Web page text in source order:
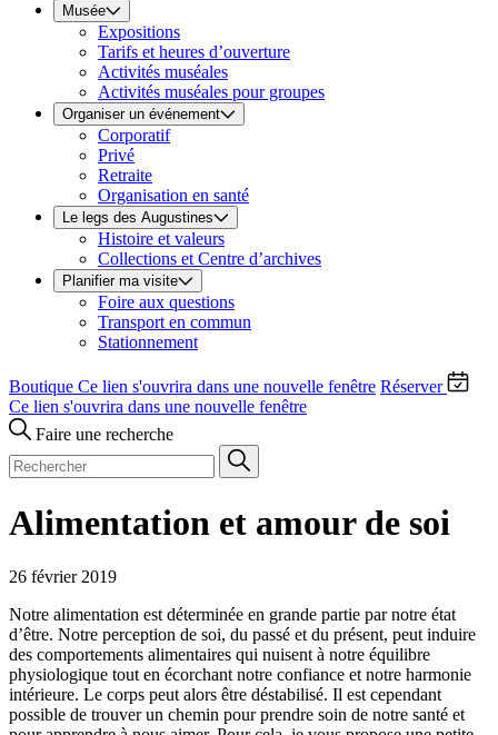
Musée
Expositions
Tarifs et heures d’ouverture
Activités muséales
Activités muséales pour groupes
Organiser un événement
Corporatif
Privé
Retraite
Organisation en santé
Le legs des Augustines
Histoire et valeurs
Collections et Centre d’archives
Planifier ma visite
Foire aux questions
Transport en commun
Stationnement
Boutique Ce lien s'ouvrira dans une nouvelle fenêtre Réserver
Ce lien s'ouvrira dans une nouvelle fenêtre
Faire une recherche
Alimentation et amour de soi
26 février 2019
Notre alimentation est déterminée en grande partie par notre état
d’être. Notre perception de soi, du passé et du présent, peut induire
des comportements alimentaires qui nuisent à notre équilibre
physiologique tout en écorchant notre confiance et notre harmonie
intérieure. Le corps peut alors être déstabilisé. Il est cependant
possible de trouver un chemin pour prendre soin de notre santé et